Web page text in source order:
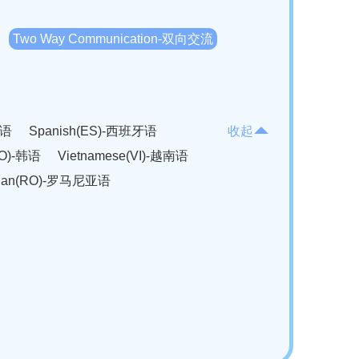
Two Way Communication-双向交流
Spanish(ES)-西班牙语
韩语
Vietnamese(VI)-越南语
罗马尼亚语
收起